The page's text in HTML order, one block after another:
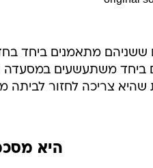
מתאמנים ביחד
משתעשעים במסעדה
צריכה לחזור לביתה
היא